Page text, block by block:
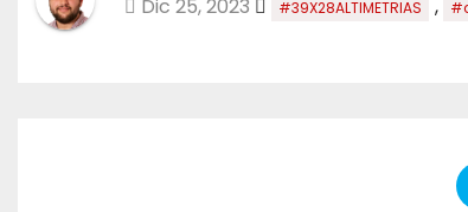
Dic 25, 2023 #39X28ALTIMETRIAS ,